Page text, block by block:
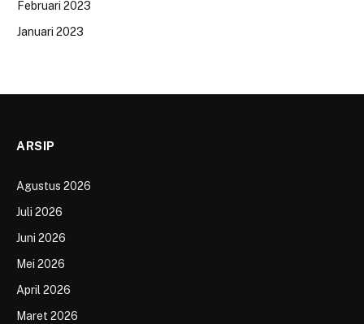
Februari 2023
Januari 2023
ARSIP
Agustus 2026
Juli 2026
Juni 2026
Mei 2026
April 2026
Maret 2026